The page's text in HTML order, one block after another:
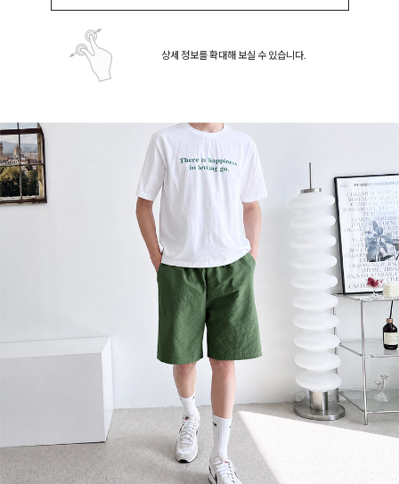
상세 정보를 확대해 보실 수 있습니다.